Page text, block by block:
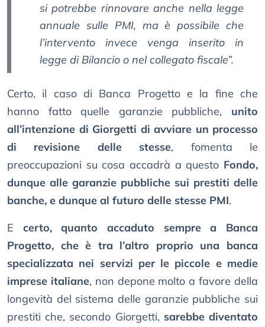
si potrebbe rinnovare anche nella legge
annuale sulle PMI, ma è possibile che
l’intervento invece venga inserito in
legge di Bilancio o nel collegato fiscale”.
Certo, il caso di Banca Progetto e la fine che
hanno fatto quelle garanzie pubbliche, unito
all’intenzione di Giorgetti di avviare un processo
di revisione delle stesse, fomenta le
preoccupazioni su cosa accadrà a questo Fondo,
dunque alle garanzie pubbliche sui prestiti delle
banche, e dunque al futuro delle stesse PMI.
E certo, quanto accaduto sempre a Banca
Progetto, che è tra l’altro proprio una banca
specializzata nei servizi per le piccole e medie
imprese italiane, non depone molto a favore della
longevità del sistema delle garanzie pubbliche sui
prestiti che, secondo Giorgetti, sarebbe diventato